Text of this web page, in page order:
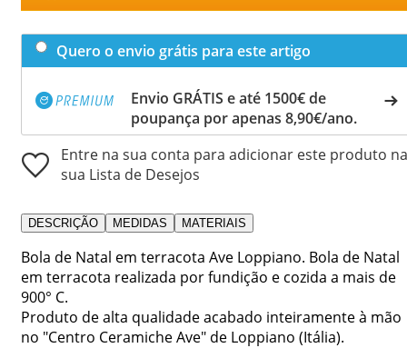
Quero o envio grátis para este artigo
Envio GRÁTIS e até 1500€ de
poupança por apenas 8,90€/ano.
Entre na sua conta para adicionar este produto na
sua Lista de Desejos
DESCRIÇÃO MEDIDAS MATERIAIS
Bola de Natal em terracota Ave Loppiano. Bola de Natal
em terracota realizada por fundição e cozida a mais de
900° C.
Produto de alta qualidade acabado inteiramente à mão
no "Centro Ceramiche Ave" de Loppiano (Itália).